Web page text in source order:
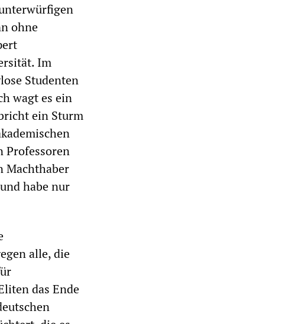
ohne
Im
Studenten
wagt es ein
ein Sturm
Professoren
Machthaber
habe nur
alle, die
das Ende